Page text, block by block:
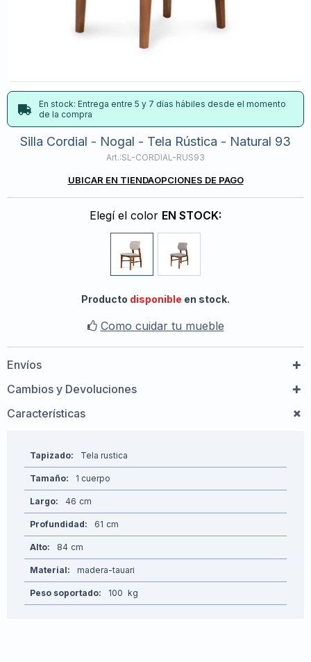
En stock: Entrega entre 5 y 7 días hábiles desde el momento
de la compra
Silla Cordial - Nogal - Tela Rústica - Natural 93
SL-CORDIAL-RUS93
UBICAR EN TIENDAOPCIONES DE PAGO
Elegí el color EN STOCK:
Producto disponible en stock.
Como cuidar tu mueble
Envíos
Cambios y Devoluciones
Características
Tapizado Tela rustica
Tamaño 1 cuerpo
Largo 46
Profundidad 61
Alto 84
Material madera-tauari
Peso soportado 100